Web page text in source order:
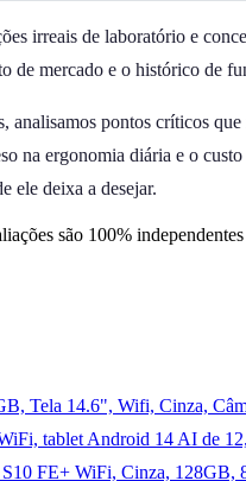
irreais de laboratório e
de mercado e o histórico de
analisamos pontos críticos
na ergonomia diária e o
ele deixa a desejar.
são 100%
Tela 14.6", Wifi, Cinza,
tablet Android 14 AI de
FE+ WiFi, Cinza, 128GB,